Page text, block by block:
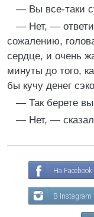
— Вы все-таки
— Нет, —
сожалению,
сердце, и очень
минуты до того,
бы кучу денег
— Так берете
— Нет, —
На Facebook
В Instagram